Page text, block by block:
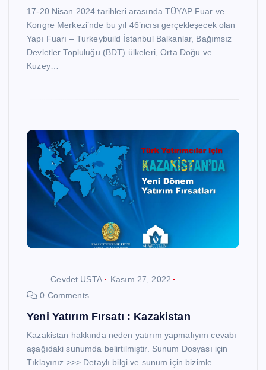
17-20 Nisan 2024 tarihleri arasında TÜYAP Fuar ve
Kongre Merkezi’nde bu yıl 46’ncısı gerçekleşecek olan
Yapı Fuarı – Turkeybuild İstanbul Balkanlar, Bağımsız
Devletler Topluluğu (BDT) ülkeleri, Orta Doğu ve
Kuzey…
Cevdet USTA
Kasım 27, 2022
0 Comments
Yeni Yatırım Fırsatı : Kazakistan
Kazakistan hakkında neden yatırım yapmalıyım cevabı
aşağıdaki sunumda belirtilmiştir. Sunum Dosyası için
Tıklayınız >>> Detaylı bilgi ve sunum için bizimle